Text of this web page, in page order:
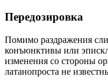
Передозировка
Помимо раздражения
конъюнктивы или
изменения со стороны
латанопроста не